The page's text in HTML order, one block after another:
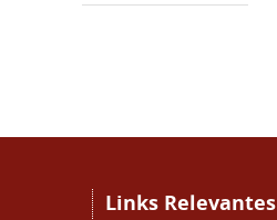
Links Relevantes